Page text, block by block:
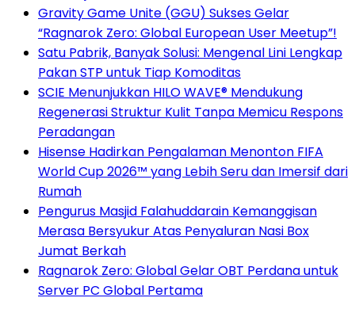
Gravity Game Unite (GGU) Sukses Gelar
“Ragnarok Zero: Global European User Meetup”!
Satu Pabrik, Banyak Solusi: Mengenal Lini Lengkap
Pakan STP untuk Tiap Komoditas
SCIE Menunjukkan HILO WAVE® Mendukung
Regenerasi Struktur Kulit Tanpa Memicu Respons
Peradangan
Hisense Hadirkan Pengalaman Menonton FIFA
World Cup 2026™ yang Lebih Seru dan Imersif dari
Rumah
Pengurus Masjid Falahuddarain Kemanggisan
Merasa Bersyukur Atas Penyaluran Nasi Box
Jumat Berkah
Ragnarok Zero: Global Gelar OBT Perdana untuk
Server PC Global Pertama